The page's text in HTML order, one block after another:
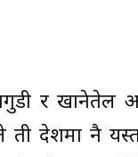
र खानेतेल
देशमा नै